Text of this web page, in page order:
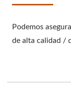
Podemos
de alta calidad /